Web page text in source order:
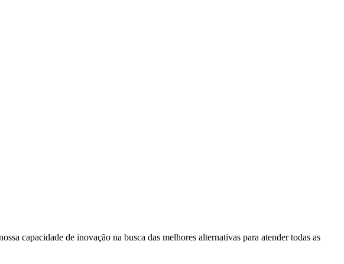
capacidade de inovação na busca das melhores alternativas para atender todas as